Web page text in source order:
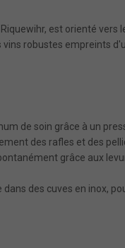
est orienté vers
vins robustes empreints
de soin grâce à un
des rafles et des
grâce aux
des cuves en inox,